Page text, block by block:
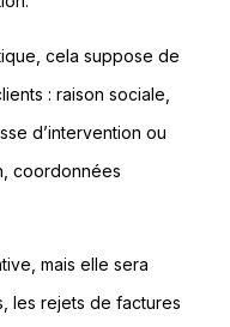
cela suppose de
: raison sociale,
d’intervention ou
coordonnées
mais elle sera
les rejets de factures